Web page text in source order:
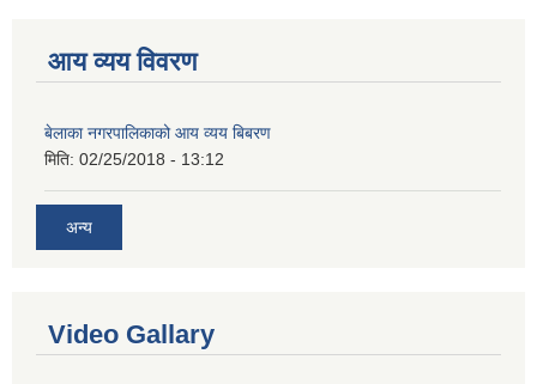
आय व्यय विवरण
बेलाका नगरपालिकाको आय व्यय बिबरण
मिति: 02/25/2018 - 13:12
अन्य
Video Gallary